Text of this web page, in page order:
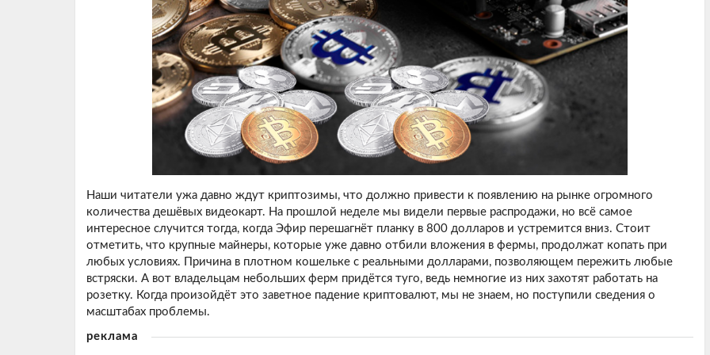
Наши читатели ужа давно ждут криптозимы, что должно привести к появлению на рынке огромного
количества дешёвых видеокарт. На прошлой неделе мы видели первые распродажи, но всё самое
интересное случится тогда, когда Эфир перешагнёт планку в 800 долларов и устремится вниз. Стоит
отметить, что крупные майнеры, которые уже давно отбили вложения в фермы, продолжат копать при
любых условиях. Причина в плотном кошельке с реальными долларами, позволяющем пережить любые
встряски. А вот владельцам небольших ферм придётся туго, ведь немногие из них захотят работать на
розетку. Когда произойдёт это заветное падение криптовалют, мы не знаем, но поступили сведения о
масштабах проблемы.
реклама